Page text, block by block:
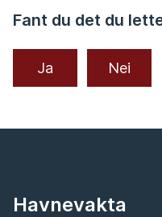
Fant du det du
Ja Nei
Havnevakta